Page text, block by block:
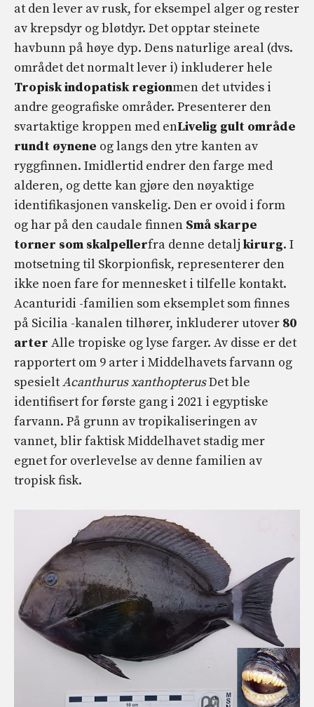
at den lever av rusk, for eksempel alger og rester
av krepsdyr og bløtdyr. Det opptar steinete
havbunn på høye dyp. Dens naturlige areal (dvs.
området det normalt lever i) inkluderer hele
Tropisk indopatisk regionmen det utvides i
andre geografiske områder. Presenterer den
svartaktige kroppen med enLivelig gult område
rundt øynene og langs den ytre kanten av
ryggfinnen. Imidlertid endrer den farge med
alderen, og dette kan gjøre den nøyaktige
identifikasjonen vanskelig. Den er ovoid i form
og har på den caudale finnen Små skarpe
torner som skalpellerfra denne detalj kirurg. I
motsetning til Skorpionfisk, representerer den
ikke noen fare for mennesket i tilfelle kontakt.
Acanturidi -familien som eksemplet som finnes
på Sicilia -kanalen tilhører, inkluderer utover 80
arter Alle tropiske og lyse farger. Av disse er det
rapportert om 9 arter i Middelhavets farvann og
spesieltAcanthurus xanthopterusDet ble
identifisert for første gang i 2021 i egyptiske
farvann. På grunn av tropikaliseringen av
vannet, blir faktisk Middelhavet stadig mer
egnet for overlevelse av denne familien av
tropisk fisk.